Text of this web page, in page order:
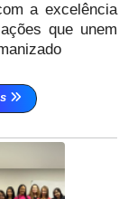
a excelência
que unem